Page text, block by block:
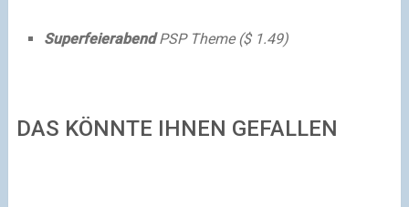
SuperfeierabendPSP Theme ($ 1.49)
DAS KÖNNTE IHNEN GEFALLEN